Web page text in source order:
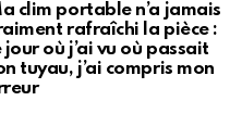
clim portable n’a jamais
rafraîchi la pièce :
jour où j’ai vu où passait
tuyau, j’ai compris mon